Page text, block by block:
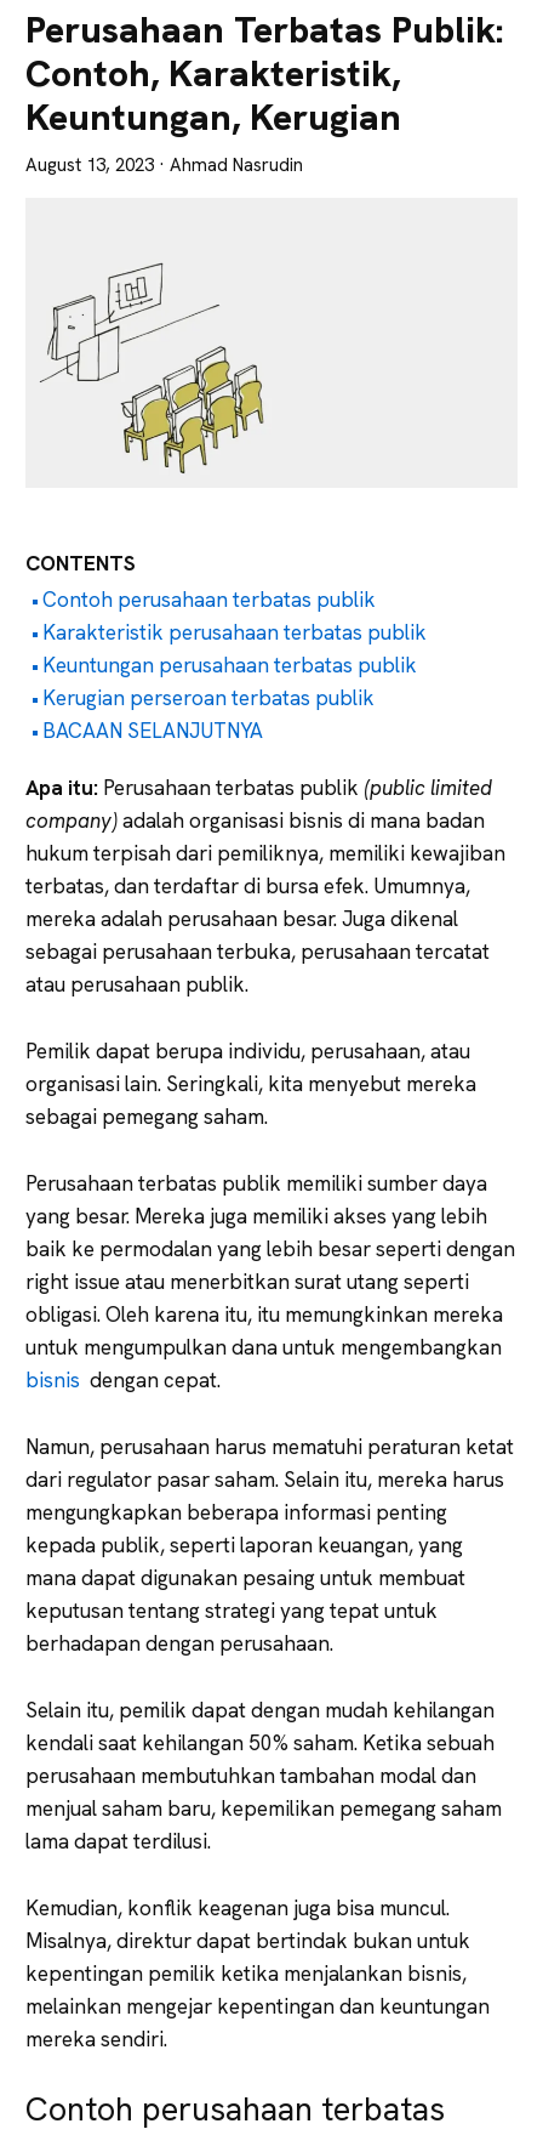
Tajam
Perusahaan Terbatas Publik:
Contoh, Karakteristik,
Keuntungan, Kerugian
August 13, 2023 · Ahmad Nasrudin
CONTENTS
Contoh perusahaan terbatas publik
Karakteristik perusahaan terbatas publik
Keuntungan perusahaan terbatas publik
Kerugian perseroan terbatas publik
BACAAN SELANJUTNYA
Apa itu: Perusahaan terbatas publik (public limited
company)adalah organisasi bisnis di mana badan
hukum terpisah dari pemiliknya, memiliki kewajiban
terbatas, dan terdaftar di bursa efek. Umumnya,
mereka adalah perusahaan besar. Juga dikenal
sebagai perusahaan terbuka, perusahaan tercatat
atau perusahaan publik.
Pemilik dapat berupa individu, perusahaan, atau
organisasi lain. Seringkali, kita menyebut mereka
sebagai pemegang saham.
Perusahaan terbatas publik memiliki sumber daya
yang besar. Mereka juga memiliki akses yang lebih
baik ke permodalan yang lebih besar seperti dengan
right issue atau menerbitkan surat utang seperti
obligasi. Oleh karena itu, itu memungkinkan mereka
untuk mengumpulkan dana untuk mengembangkan
bisnis dengan cepat.
Namun, perusahaan harus mematuhi peraturan ketat
dari regulator pasar saham. Selain itu, mereka harus
mengungkapkan beberapa informasi penting
kepada publik, seperti laporan keuangan, yang
mana dapat digunakan pesaing untuk membuat
keputusan tentang strategi yang tepat untuk
berhadapan dengan perusahaan.
Selain itu, pemilik dapat dengan mudah kehilangan
kendali saat kehilangan 50% saham. Ketika sebuah
perusahaan membutuhkan tambahan modal dan
menjual saham baru, kepemilikan pemegang saham
lama dapat terdilusi.
Kemudian, konflik keagenan juga bisa muncul.
Misalnya, direktur dapat bertindak bukan untuk
kepentingan pemilik ketika menjalankan bisnis,
melainkan mengejar kepentingan dan keuntungan
mereka sendiri.
Contoh perusahaan terbatas